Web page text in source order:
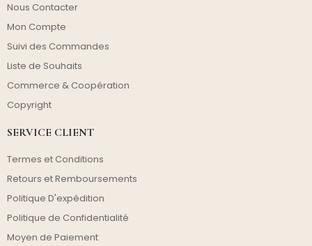
Nous Contacter
Mon Compte
Suivi des Commandes
Liste de Souhaits
Commerce & Coopération
Copyright
SERVICE CLIENT
Termes et Conditions
Retours et Remboursements
Politique D'expédition
Politique de Confidentialité
Moyen de Paiement